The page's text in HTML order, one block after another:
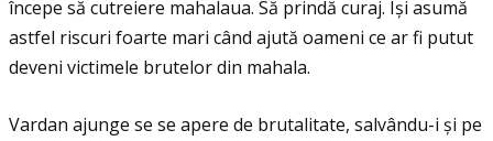
începe să cutreiere mahalaua. Să prindă curaj. Își asumă
astfel riscuri foarte mari când ajută oameni ce ar fi putut
deveni victimele brutelor din mahala.
Vardan ajunge se se apere de brutalitate, salvându-i și pe